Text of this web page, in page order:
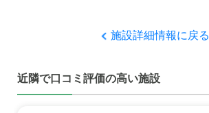
施設詳細情報に戻る
近隣で口コミ評価の高い施設